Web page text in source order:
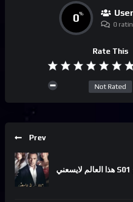
0%
0
Rate This
Not Rated
Prev